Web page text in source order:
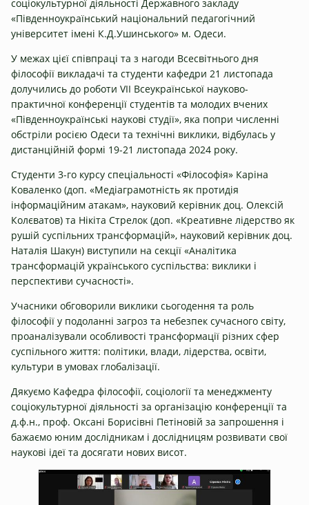
соціокультурної діяльності Державного закладу
«Південноукраїнський національний педагогічний
університет імені К.Д.Ушинського» м. Одеси.
У межах цієї співпраці та з нагоди Всесвітнього дня
філософії викладачі та студенти кафедри 21 листопада
долучились до роботи VІІ Всеукраїнської науково-
практичної конференції студентів та молодих вчених
«Південноукраїнські наукові студії», яка попри численні
обстріли росією Одеси та технічні виклики, відбулась у
дистанційній формі 19-21 листопада 2024 року.
Студенти 3-го курсу спеціальності «Філософія» Каріна
Коваленко (доп. «Медіаграмотність як протидія
інформаційним атакам», науковий керівник доц. Олексій
Колєватов) та Нікіта Стрелок (доп. «Креативне лідерство як
рушій суспільних трансформацій», науковий керівник доц.
Наталія Шакун) виступили на секції «Аналітика
трансформацій українського суспільства: виклики і
перспективи сучасності».
Учасники обговорили виклики сьогодення та роль
філософії у подоланні загроз та небезпек сучасного світу,
проаналізували особливості трансформації різних сфер
суспільного життя: політики, влади, лідерства, освіти,
культури в умовах глобалізації.
Дякуємо Кафедра філософії, соціології та менеджменту
соціокультурної діяльності за організацію конференції та
д.ф.н., проф. Оксані Борисівні Петіновій за запрошення і
бажаємо юним дослідникам і дослідницям розвивати свої
наукові ідеї та досягати нових висот.